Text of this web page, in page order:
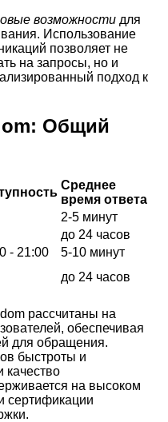
возможности для
Использование
позволяет не
на запросы, но и
подход к
Общий
Среднее
время ответа
2-5 минут
до 24 часов
- 21:00
5-10 минут
до 24 часов
рассчитаны на
обеспечивая
для обращения.
быстроты и
качество
на высоком
сертификации